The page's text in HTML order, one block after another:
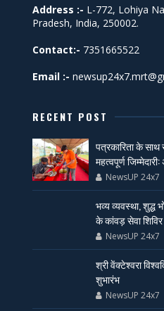
Address :- L-772, Lohiya
Pradesh, India, 250002.
Contact:- 7351665522
Email :-
RECENT POST
पत्रकारिता के साथ
महत्वपूर्ण
NewsUP 24x7
भव्य व्यवस्था, शुद्ध
के कांवड़ सेवा
NewsUP 24x7
श्री वेंक्टेश्वरा
शुभारंभ
NewsUP 24x7